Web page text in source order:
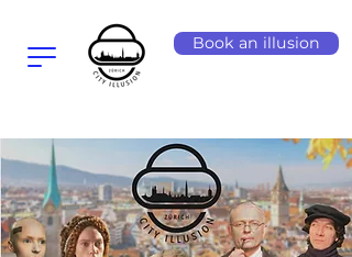
Book an illusion